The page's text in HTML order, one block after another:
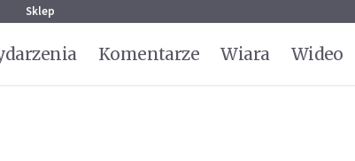
Sklep
Komentarze Wiara Wideo